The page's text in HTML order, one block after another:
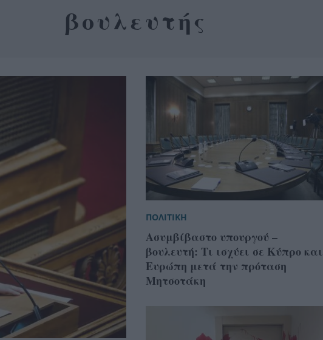
βουλευτής
ΠΟΛΙΤΙΚΗ
Ασυμβίβαστο υπουργού –
βουλευτή: Τι ισχύει σε Κύπρο και
Ευρώπη μετά την πρόταση
Μητσοτάκη